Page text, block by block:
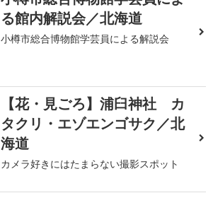
る館内解説会／北海道
小樽市総合博物館学芸員による解説会
【花・見ごろ】浦臼神社 カ
タクリ・エゾエンゴサク／北
海道
カメラ好きにはたまらない撮影スポット